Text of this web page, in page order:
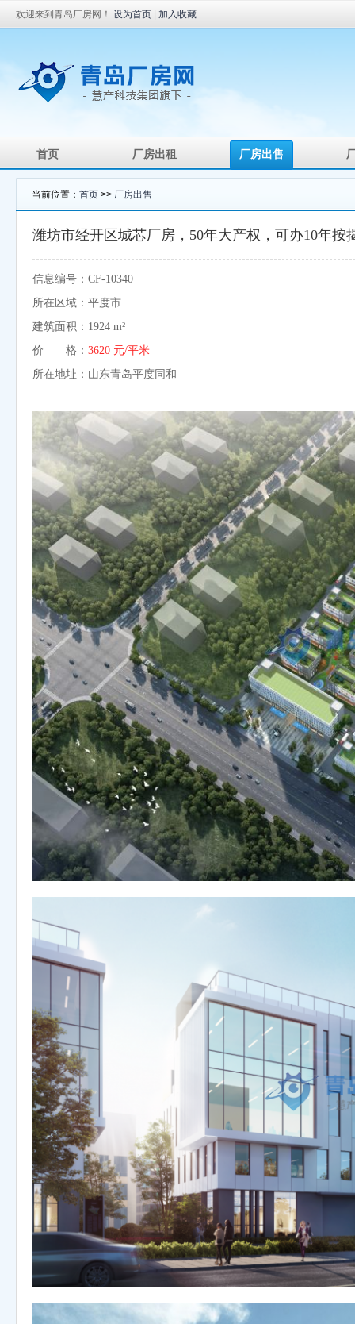
欢迎来到青岛厂房网！ 设为首页 加入收藏
首页 厂房出租 厂房出售
当前位置： 首页 >> 厂房出售
潍坊市经开区城芯厂房，50年大产权，可办10年按
信息编号：CF-10340
所在区域：平度市
建筑面积：1924 m²
价 格： 3620 元/平米
所在地址：山东青岛平度同和